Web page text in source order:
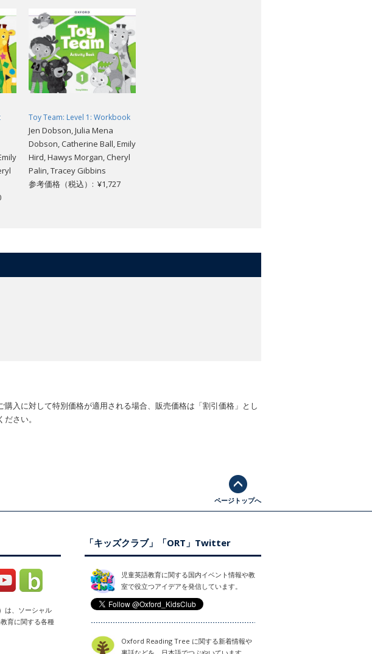
Toy Team: Level 1: Workbook
Jen Dobson, Julia Mena
Dobson, Catherine Ball, Emily
Hird, Hawys Morgan, Cheryl
Palin, Tracey Gibbins
参考価格（税込）: ¥1,727
入に対して特別価格が適用される場合、販売価格は「割引価格」とし
さい。
ページトップへ
は、ソーシャル
育に関する各種
「キッズクラブ」「ORT」Twitter
児童英語教育に関する国内イベント情報や教
室で役立つアイデアを発信しています。
Oxford Reading Tree に関する新着情報や